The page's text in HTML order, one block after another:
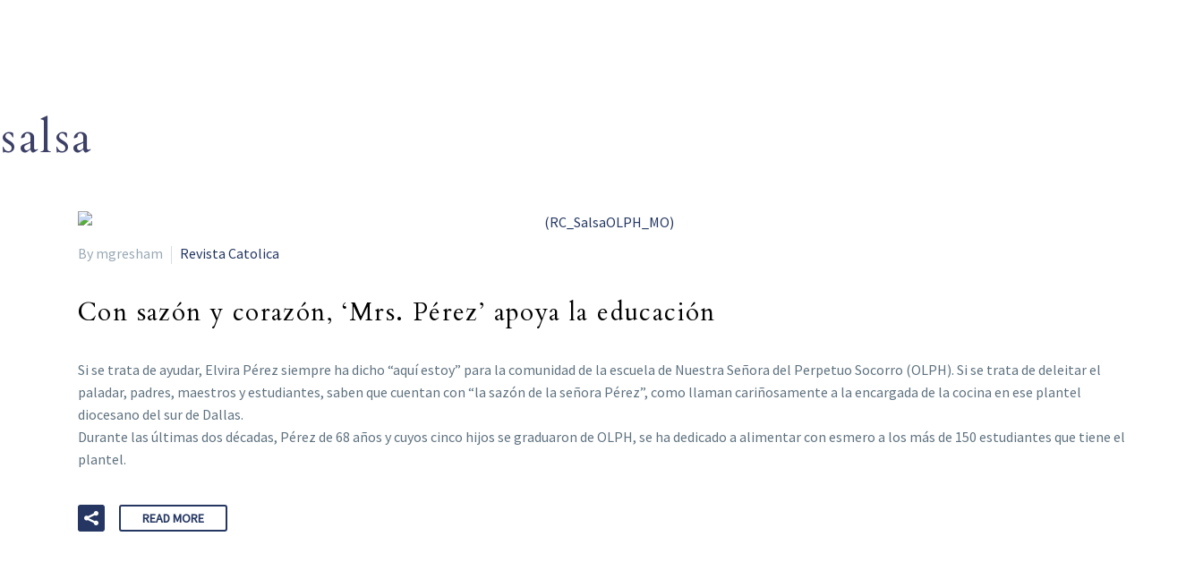
salsa
By mgresham Revista Catolica
Con sazón y corazón, ‘Mrs. Pérez’ apoya la educación
Si se trata de ayudar, Elvira Pérez siempre ha dicho “aquí estoy” para la comunidad de la escuela de Nuestra Señora del Perpetuo Socorro (OLPH). Si se trata de deleitar el
paladar, padres, maestros y estudiantes, saben que cuentan con “la sazón de la señora Pérez”, como llaman cariñosamente a la encargada de la cocina en ese plantel
diocesano del sur de Dallas.
Durante las últimas dos décadas, Pérez de 68 años y cuyos cinco hijos se graduaron de OLPH, se ha dedicado a alimentar con esmero a los más de 150 estudiantes que tiene el
plantel.
READ MORE